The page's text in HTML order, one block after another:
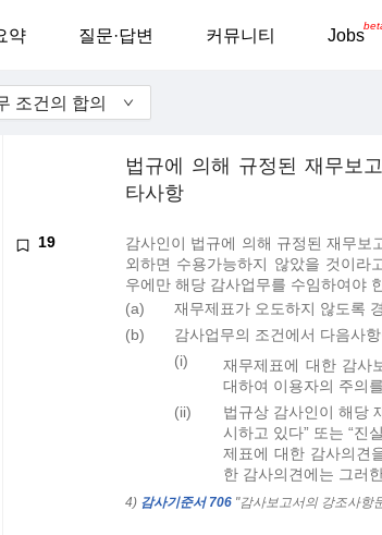
약 질문·답변 커뮤니티 Jobs
조건의 합의
법규에 의해 규정된 재무보
타사항
19
감사인이 법규에 의해 규정된 재무보
외하면 수용가능하지 않았을 것이라
우에만 해당 감사업무를 수임하여야
(a)
재무제표가 오도하지 않도록
(b)
감사업무의 조건에서 다음사
(i)
재무제표에 대한 감사
대하여 이용자의 주의
(ii)
법규상 감사인이 해당
시하고 있다” 또는 “진
제표에 대한 감사의견
한 감사의견에는 그러
4) 감사기준서 706 "감사보고서의 강조사항